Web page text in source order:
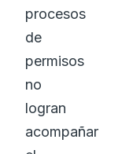
procesos
de
permisos
no
logran
acompañar